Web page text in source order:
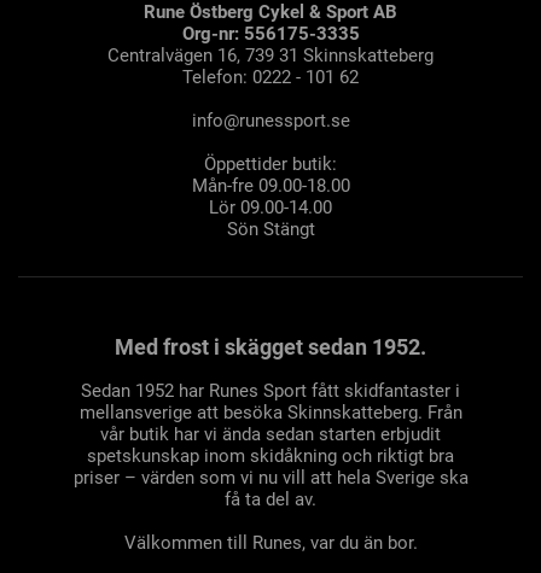
Rune Östberg Cykel & Sport AB
Org-nr: 556175-3335
Centralvägen 16, 739 31 Skinnskatteberg
Telefon: 0222 - 101 62
info@runessport.se
Öppettider butik:
Mån-fre 09.00-18.00
Lör 09.00-14.00
Sön Stängt
Med frost i skägget sedan 1952.
Sedan 1952 har Runes Sport fått skidfantaster i
mellansverige att besöka Skinnskatteberg. Från
vår butik har vi ända sedan starten erbjudit
spetskunskap inom skidåkning och riktigt bra
priser – värden som vi nu vill att hela Sverige ska
få ta del av.
Välkommen till Runes, var du än bor.